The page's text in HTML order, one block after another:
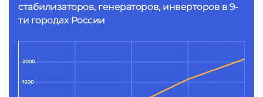
стабилизаторов, генераторов, инверторов в 9-
ти городах России